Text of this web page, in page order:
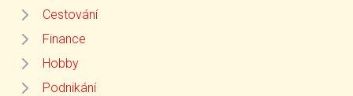
Cestování
Finance
Hobby
Podnikání